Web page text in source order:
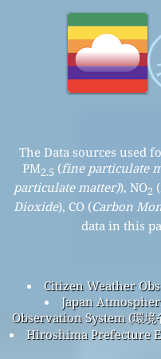
The Data sources used
PM2.5 (fine particulate
particulate matter)), NO2 (
Dioxide), CO (Carbon
data in this
Citizen Weather
Japan
Observation System (環境
Hiroshima Prefecture